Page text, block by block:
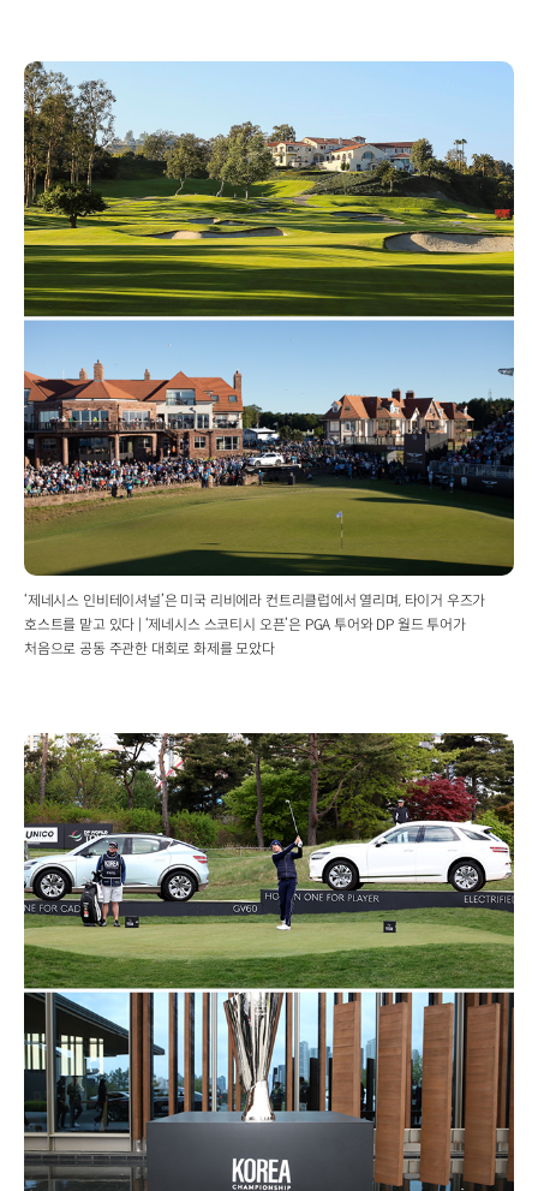
‘제네시스 인비테이셔널’은 미국 리비에라 컨트리클럽에서 열리며, 타이거 우즈가
호스트를 맡고 있다 | ‘제네시스 스코티시 오픈’은 PGA 투어와 DP 월드 투어가
처음으로 공동 주관한 대회로 화제를 모았다